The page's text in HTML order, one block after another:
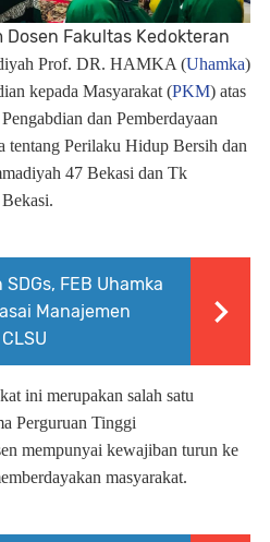
Dosen Fakultas Kedokteran
Prof. DR. HAMKA (Uhamka)
kepada Masyarakat (PKM) atas
dan Pemberdayaan
tentang Perilaku Hidup Bersih dan
47 Bekasi dan Tk
FEB Uhamka
Manajemen
ini merupakan salah satu
Perguruan Tinggi
mempunyai kewajiban turun ke
masyarakat.